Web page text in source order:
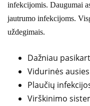
infekcijomis. Daugumai
jautrumo infekcijoms.
uždegimais.
Dažniau
Vidurinės
Plaučių
Virškinimo